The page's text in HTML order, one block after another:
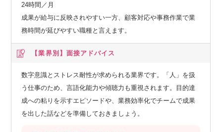
24時間／月
成果が給与に反映されやすい一方、顧客対応や事務作業で業
務時間が延びやすい職種と言えます。
【業界別】 面接アドバイス
数字意識とストレス耐性が求められる業界です。「人」を扱
う仕事のため、言語化能力や傾聴力も重視されます。目的達
成への粘りを示すエピソードや、業務効率化でチームで成果
を出した話などを準備しておきましょう。